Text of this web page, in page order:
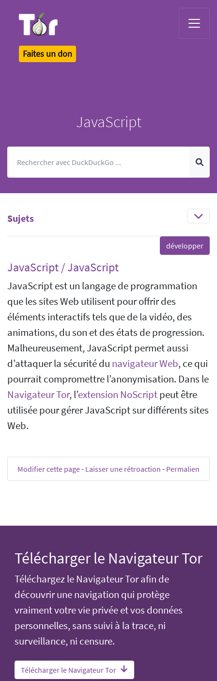
Faites un don
JavaScript
Sujets
JavaScript / JavaScript
JavaScript est un langage de programmation
que les sites Web utilisent pour offrir des
éléments interactifs tels que de la vidéo, des
animations, du son et des états de progression.
Malheureusement, JavaScript permet aussi
d’attaquer la sécurité du navigateur Web, ce qui
pourrait compromettre l’anonymisation. Dans le
Navigateur Tor, l’extension NoScriptpeut être
utilisée pour gérer JavaScript sur différents sites
Web.
Modifier cette page- Laisser une rétroaction - Permalien
Télécharger le Navigateur Tor
Téléchargez le Navigateur Tor afin de
découvrir une navigation qui protège
vraiment votre vie privée et vos données
personnelles, sans suivi à la trace, ni
surveillance, ni censure.
Télécharger le Navigateur Tor